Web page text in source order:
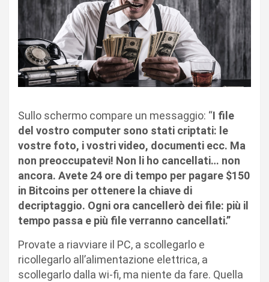
Sullo schermo compare un messaggio: “I file
del vostro computer sono stati criptati: le
vostre foto, i vostri video, documenti ecc. Ma
non preoccupatevi! Non li ho cancellati… non
ancora. Avete 24 ore di tempo per pagare $150
in Bitcoins per ottenere la chiave di
decriptaggio. Ogni ora cancellerò dei file: più il
tempo passa e più file verranno cancellati.”
Provate a riavviare il PC, a scollegarlo e
ricollegarlo all’alimentazione elettrica, a
scollegarlo dalla wi-fi, ma niente da fare. Quella